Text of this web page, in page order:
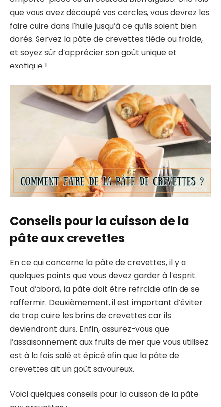
que vous avez découpé vos cercles, vous devrez les
faire cuire dans l’huile jusqu’à ce qu’ils soient bien
dorés. Servez la pâte de crevettes tiède ou froide,
et soyez sûr d’apprécier son goût unique et
exotique !
Conseils pour la cuisson de la
pâte aux crevettes
En ce qui concerne la pâte de crevettes, il y a
quelques points que vous devez garder à l’esprit.
Tout d’abord, la pâte doit être refroidie afin de se
raffermir. Deuxièmement, il est important d’éviter
de trop cuire les brins de crevettes car ils
deviendront durs. Enfin, assurez-vous que
l’assaisonnement aux fruits de mer que vous utilisez
est à la fois salé et épicé afin que la pâte de
crevettes ait un goût savoureux.
Voici quelques conseils pour la cuisson de la pâte